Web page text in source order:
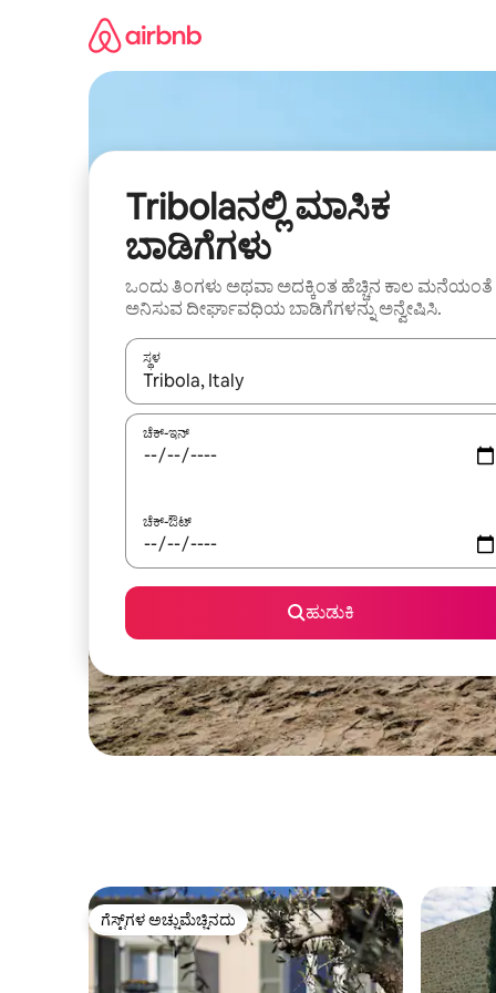
Tribolaನಲ್ಲಿ ಮಾಸಿಕ
ಬಾಡಿಗೆಗಳು
ಒಂದು ತಿಂಗಳು ಅಥವಾ ಅದಕ್ಕಿಂತ ಹೆಚ್ಚಿನ ಕಾಲ ಮನೆಯಂತೆ
ಅನಿಸುವ ದೀರ್ಘಾವಧಿಯ ಬಾಡಿಗೆಗಳನ್ನು ಅನ್ವೇಷಿಸಿ.
ಸ್ಥಳ
ಫಲಿತಾಂಶಗಳು ಲಭ್ಯವಿರುವಾಗ, ಅಪ್ ಮತ್ತು ಡೌನ್ ಬಾಣದ
ಚೆಕ್-ಇನ್
ಚೆಕ್-ಔಟ್
ಹುಡುಕಿ
ಗೆಸ್ಟ್‌ಗಳ ಅಚ್ಚುಮೆಚ್ಚಿನದು
ಗೆಸ್ಟ್‌ಗಳ ಅಚ್ಚುಮೆಚ್ಚಿನದು